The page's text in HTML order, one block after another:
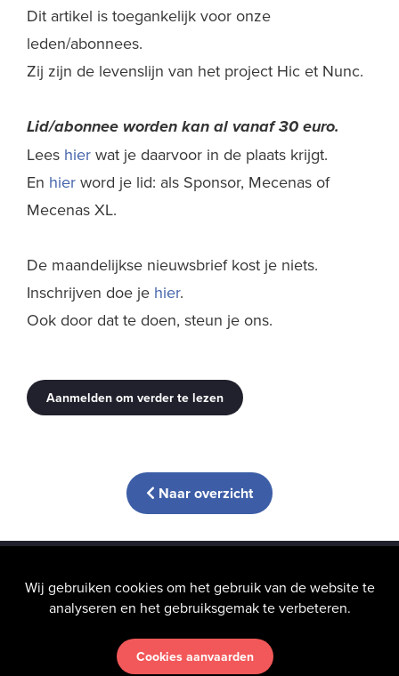
Wij gebruiken cookies om het gebruik van de website te
analyseren en het gebruiksgemak te verbeteren.
Cookies aanvaarden
Dit artikel is toegankelijk voor onze
leden/abonnees.
Zij zijn de levenslijn van het project Hic et Nunc.
Lid/abonnee worden kan al vanaf 30 euro.
Lees hier wat je daarvoor in de plaats krijgt.
En hier word je lid: als Sponsor, Mecenas of
Mecenas XL.
De maandelijkse nieuwsbrief kost je niets.
Inschrijven doe je hier.
Ook door dat te doen, steun je ons.
Aanmelden om verder te lezen
Naar overzicht
info@hic-nunc.be
vinden wij heel belangrijk — Lees onze